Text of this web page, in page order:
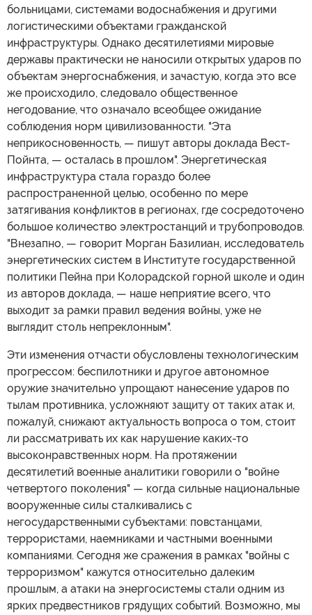
больницами, системами водоснабжения и другими
логистическими объектами гражданской
инфраструктуры. Однако десятилетиями мировые
державы практически не наносили открытых ударов по
объектам энергоснабжения, и зачастую, когда это все
же происходило, следовало общественное
негодование, что означало всеобщее ожидание
соблюдения норм цивилизованности. "Эта
неприкосновенность, — пишут авторы доклада Вест-
Пойнта, — осталась в прошлом". Энергетическая
инфраструктура стала гораздо более
распространенной целью, особенно по мере
затягивания конфликтов в регионах, где сосредоточено
большое количество электростанций и трубопроводов.
"Внезапно, — говорит Морган Базилиан, исследователь
энергетических систем в Институте государственной
политики Пейна при Колорадской горной школе и один
из авторов доклада, — наше неприятие всего, что
выходит за рамки правил ведения войны, уже не
выглядит столь непреклонным".
Эти изменения отчасти обусловлены технологическим
прогрессом: беспилотники и другое автономное
оружие значительно упрощают нанесение ударов по
тылам противника, усложняют защиту от таких атак и,
пожалуй, снижают актуальность вопроса о том, стоит
ли рассматривать их как нарушение каких-то
высоконравственных норм. На протяжении
десятилетий военные аналитики говорили о "войне
четвертого поколения" — когда сильные национальные
вооруженные силы сталкивались с
негосударственными субъектами: повстанцами,
террористами, наемниками и частными военными
компаниями. Сегодня же сражения в рамках "войны с
терроризмом" кажутся относительно далеким
прошлым, а атаки на энергосистемы стали одним из
ярких предвестников грядущих событий. Возможно, мы